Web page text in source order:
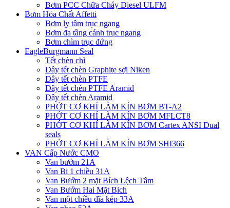
Bơm PCC Chữa Cháy Diesel ULFM
Bơm Hóa Chất Affetti
Bơm ly tâm trục ngang
Bơm đa tầng cánh trục ngang
Bơm chìm trục đứng
EagleBurgmann Seal
Tết chèn chì
Dây tết chèn Graphite sợi Niken
Dây tết chèn PTFE
Dây tết chèn PTFE Aramid
Dây tết chèn Aramid
PHỚT CƠ KHÍ LÀM KÍN BƠM BT-A2
PHỚT CƠ KHÍ LÀM KÍN BƠM MFLCT8
PHỚT CƠ KHÍ LÀM KÍN BƠM Cartex ANSI Dual
seals
PHỚT CƠ KHÍ LÀM KÍN BƠM SHI366
VAN Cấp Nước CMO
Van bướm 21A
Van Bi 1 chiều 31A
Van Bướm 2 mặt Bích Lệch Tâm
Van Bướm Hai Mặt Bich
Van một chiều đĩa kép 33A